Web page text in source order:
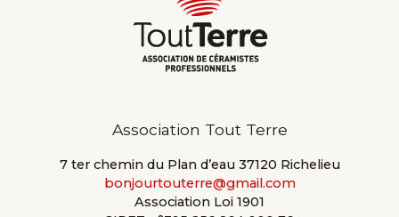
Association Tout Terre
7 ter chemin du Plan d’eau 37120 Richelieu
bonjourtouterre@gmail.com
Association Loi 1901